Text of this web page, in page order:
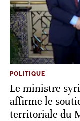
POLITIQUE
Le ministre
affirme le
territoriale du